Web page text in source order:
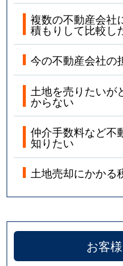
複数の不動産会社
積もりして比較し
今の不動産会社の
土地を売りたいが
からない
仲介手数料など不
知りたい
土地売却にかかる
お客